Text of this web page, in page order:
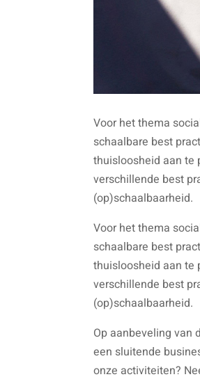
Voor het thema
schaalbare best
thuisloosheid aan te
verschillende best
(op)schaalbaarheid.
Voor het thema
schaalbare best
thuisloosheid aan te
verschillende best
(op)schaalbaarheid.
Op aanbeveling van
een sluitende
onze activiteiten?